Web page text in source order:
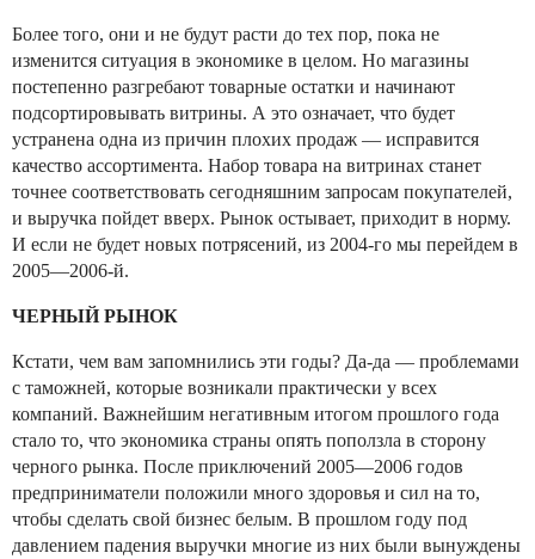
Более того, они и не будут расти до тех пор, пока не
изменится ситуация в экономике в целом. Но магазины
постепенно разгребают товарные остатки и начинают
подсортировывать витрины. А это означает, что будет
устранена одна из причин плохих продаж — исправится
качество ассортимента. Набор товара на витринах станет
точнее соответствовать сегодняшним запросам покупателей,
и выручка пойдет вверх. Рынок остывает, приходит в норму.
И если не будет новых потрясений, из 2004-го мы перейдем в
2005—2006-й.
ЧЕРНЫЙ РЫНОК
Кстати, чем вам запомнились эти годы? Да-да — проблемами
с таможней, которые возникали практически у всех
компаний. Важнейшим негативным итогом прошлого года
стало то, что экономика страны опять поползла в сторону
черного рынка. После приключений 2005—2006 годов
предприниматели положили много здоровья и сил на то,
чтобы сделать свой бизнес белым. В прошлом году под
давлением падения выручки многие из них были вынуждены